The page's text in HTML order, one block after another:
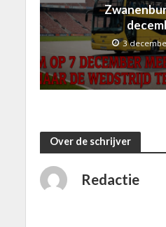
3
Over de schrijver
Redactie